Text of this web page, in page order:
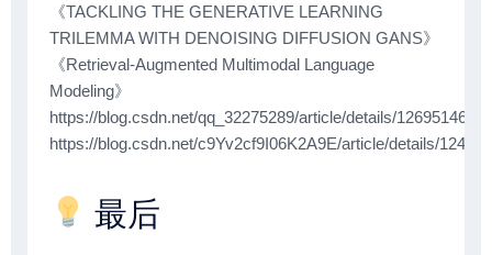
《TACKLING THE GENERATIVE LEARNING
TRILEMMA WITH DENOISING DIFFUSION GANS》
《Retrieval-Augmented Multimodal Language
Modeling》
https://blog.csdn.net/qq_32275289/article/details/126951463
https://blog.csdn.net/c9Yv2cf9I06K2A9E/article/details/
最后